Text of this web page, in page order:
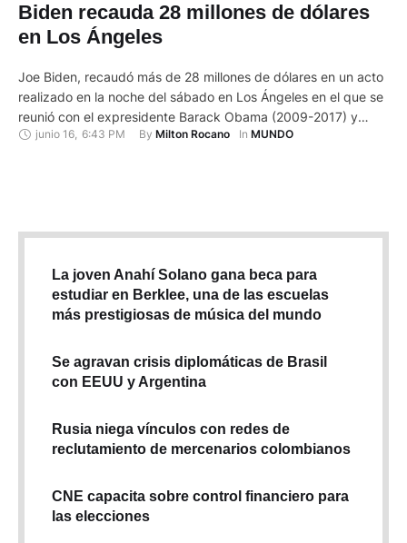
Biden recauda 28 millones de dólares
en Los Ángeles
Joe Biden, recaudó más de 28 millones de dólares en un acto
realizado en la noche del sábado en Los Ángeles en el que se
reunió con el expresidente Barack Obama (2009-2017) y
personalidades de Hollywood como Julia Roberts, George
junio 16 6:43 PM By Milton Rocano In MUNDO
La joven Anahí Solano gana beca para
estudiar en Berklee, una de las escuelas
más prestigiosas de música del mundo
Se agravan crisis diplomáticas de Brasil
con EEUU y Argentina
Rusia niega vínculos con redes de
reclutamiento de mercenarios colombianos
CNE capacita sobre control financiero para
las elecciones